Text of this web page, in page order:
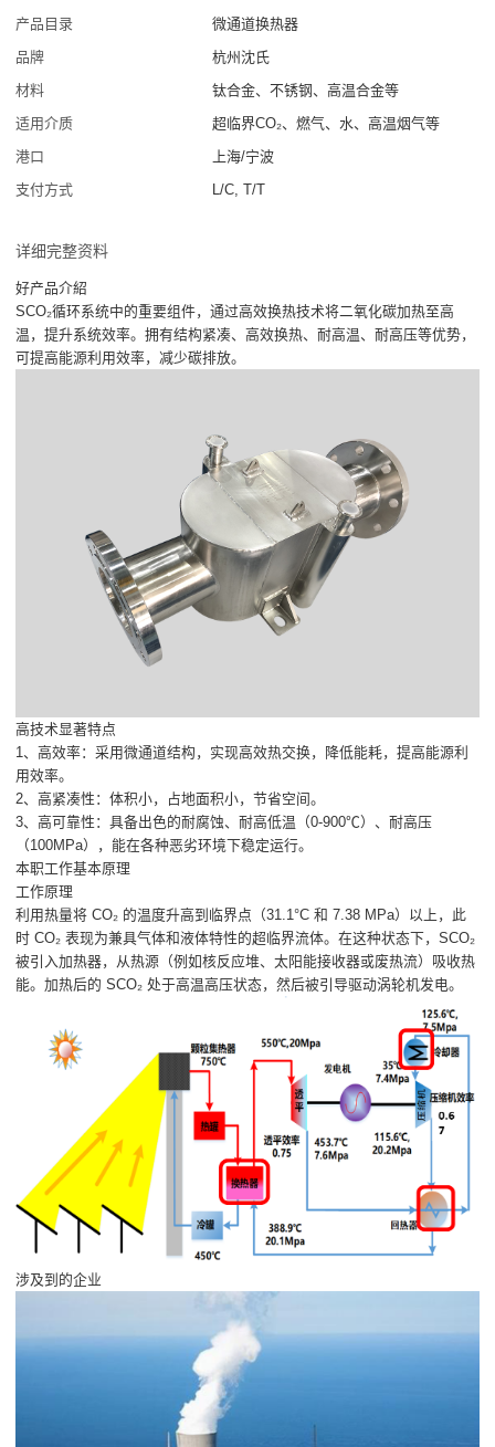
产品目录
微通道换热器
品牌
杭州沈氏
材料
钛合金、不锈钢、高温合金等
适用介质
超临界CO₂、燃气、水、高温烟气等
港口
上海/宁波
支付方式
L/C, T/T
详细完整资料
好产品介紹
SCO₂循环系统中的重要组件，通过高效换热技术将二氧化碳加热至高
温，提升系统效率。拥有结构紧凑、高效换热、耐高温、耐高压等优势，
可提高能源利用效率，减少碳排放。
高技术显著特点
1、高效率：采用微通道结构，实现高效热交换，降低能耗，提高能源利
用效率。
2、高紧凑性：体积小，占地面积小，节省空间。
3、高可靠性：具备出色的耐腐蚀、耐高低温（0-900℃）、耐高压
（100MPa），能在各种恶劣环境下稳定运行。
本职工作基本原理
工作原理
利用热量将 CO₂ 的温度升高到临界点（31.1°C 和 7.38 MPa）以上，此
时 CO₂ 表现为兼具气体和液体特性的超临界流体。在这种状态下，SCO₂
被引入加热器，从热源（例如核反应堆、太阳能接收器或废热流）吸收热
能。加热后的 SCO₂ 处于高温高压状态，然后被引导驱动涡轮机发电。
涉及到的企业